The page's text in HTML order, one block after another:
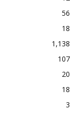
56
18
1,138
107
20
18
3